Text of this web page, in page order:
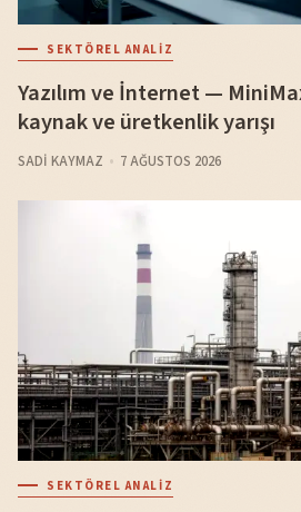
SEKTÖREL ANALIZ
Yazılım ve İnternet —
kaynak ve üretkenlik yarışı
SADI KAYMAZ 7 AĞUSTOS 2026
SEKTÖREL ANALIZ